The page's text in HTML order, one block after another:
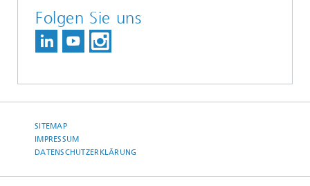
Folgen Sie uns
SITEMAP
IMPRESSUM
DATENSCHUTZERKLÄRUNG